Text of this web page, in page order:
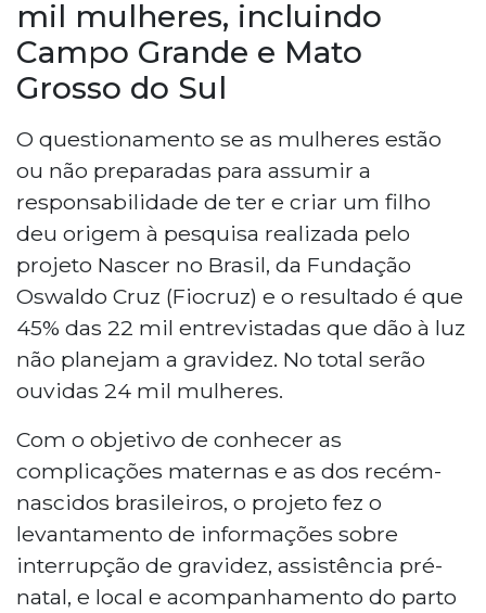
mil mulheres, incluindo
Campo Grande e Mato
Grosso do Sul
O questionamento se as mulheres estão
ou não preparadas para assumir a
responsabilidade de ter e criar um filho
deu origem à pesquisa realizada pelo
projeto Nascer no Brasil, da Fundação
Oswaldo Cruz (Fiocruz) e o resultado é que
45% das 22 mil entrevistadas que dão à luz
não planejam a gravidez. No total serão
ouvidas 24 mil mulheres.
Com o objetivo de conhecer as
complicações maternas e as dos recém-
nascidos brasileiros, o projeto fez o
levantamento de informações sobre
interrupção de gravidez, assistência pré-
natal, e local e acompanhamento do parto